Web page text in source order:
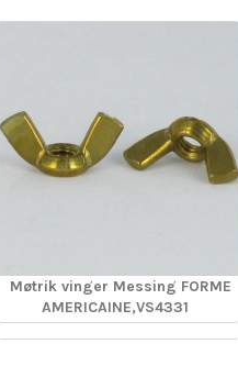
Møtrik vinger Messing FORME
AMERICAINE,VS4331